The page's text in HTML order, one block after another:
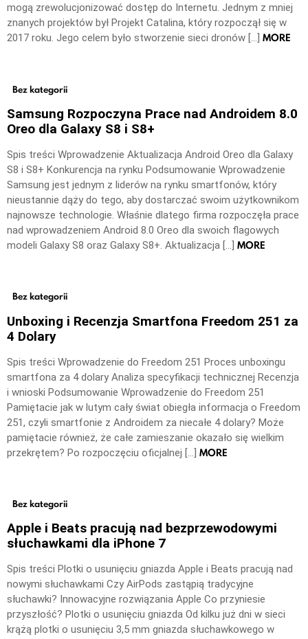
mogą zrewolucjonizować dostęp do Internetu. Jednym z mniej
znanych projektów był Projekt Catalina, który rozpoczął się w
2017 roku. Jego celem było stworzenie sieci dronów […] MORE
Bez kategorii
Samsung Rozpoczyna Prace nad Androidem 8.0
Oreo dla Galaxy S8 i S8+
Spis treści Wprowadzenie Aktualizacja Android Oreo dla Galaxy
S8 i S8+ Konkurencja na rynku Podsumowanie Wprowadzenie
Samsung jest jednym z liderów na rynku smartfonów, który
nieustannie dąży do tego, aby dostarczać swoim użytkownikom
najnowsze technologie. Właśnie dlatego firma rozpoczęła prace
nad wprowadzeniem Android 8.0 Oreo dla swoich flagowych
modeli Galaxy S8 oraz Galaxy S8+. Aktualizacja […] MORE
Bez kategorii
Unboxing i Recenzja Smartfona Freedom 251 za
4 Dolary
Spis treści Wprowadzenie do Freedom 251 Proces unboxingu
smartfona za 4 dolary Analiza specyfikacji technicznej Recenzja
i wnioski Podsumowanie Wprowadzenie do Freedom 251
Pamiętacie jak w lutym cały świat obiegła informacja o Freedom
251, czyli smartfonie z Androidem za niecałe 4 dolary? Może
pamiętacie również, że całe zamieszanie okazało się wielkim
przekrętem? Po rozpoczęciu oficjalnej […] MORE
Bez kategorii
Apple i Beats pracują nad bezprzewodowymi
słuchawkami dla iPhone 7
Spis treści Plotki o usunięciu gniazda Apple i Beats pracują nad
nowymi słuchawkami Czy AirPods zastąpią tradycyjne
słuchawki? Innowacyjne rozwiązania Apple Co przyniesie
przyszłość? Plotki o usunięciu gniazda Od kilku już dni w sieci
krążą plotki o usunięciu 3,5 mm gniazda słuchawkowego w